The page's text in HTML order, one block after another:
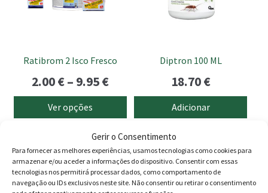
Gerir o Consentimento
Para fornecer as melhores experiências, usamos tecnologias como cookies para
armazenar e/ou aceder a informações do dispositivo. Consentir com essas
tecnologias nos permitirá processar dados, como comportamento de
navegação ou IDs exclusivos neste site. Não consentir ou retirar o consentimento
Ratibrom 2 Isco Fresco
2.00€– 9.95€Price
range:
2.00 €
through
9.95 €
Ver opções
The
chosen
the
Diptron 100 ML
18.70€
Adicionar
Produtos